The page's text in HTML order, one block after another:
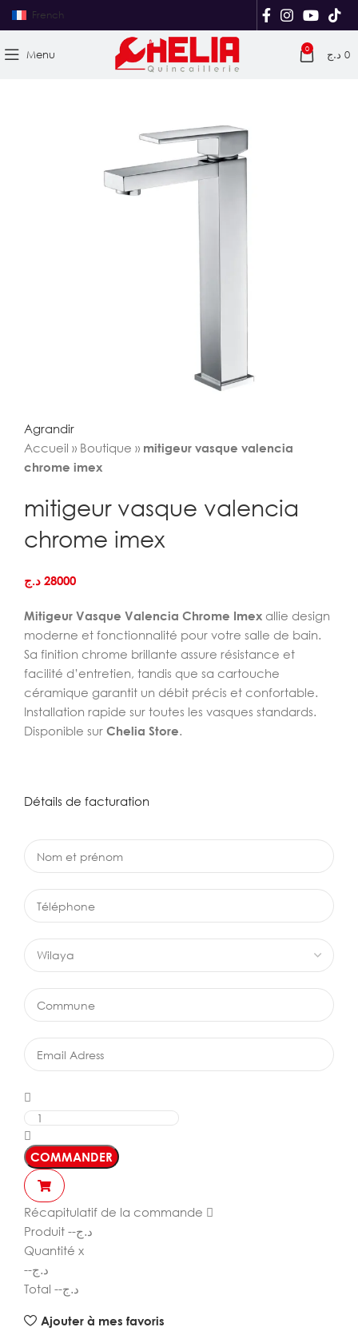
French
Menu 0 0 د.ج
Agrandir
Accueil » Boutique » mitigeur vasque valencia
chrome imex
mitigeur vasque valencia
chrome imex
28000 د.ج
Mitigeur Vasque Valencia Chrome Imex allie design
moderne et fonctionnalité pour votre salle de bain.
Sa finition chrome brillante assure résistance et
facilité d’entretien, tandis que sa cartouche
céramique garantit un débit précis et confortable.
Installation rapide sur toutes les vasques standards.
Disponible sur Chelia Store.
Détails de facturation
COMMANDER
Récapitulatif de la commande
Produit --د.ج
Quantité x
--د.ج
Total --د.ج
Ajouter à mes favoris